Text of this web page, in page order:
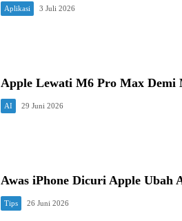
Aplikasi 3 Juli 2026
Apple Lewati M6 Pro Max Demi
AI 29 Juni 2026
Awas iPhone Dicuri Apple
Tips 26 Juni 2026